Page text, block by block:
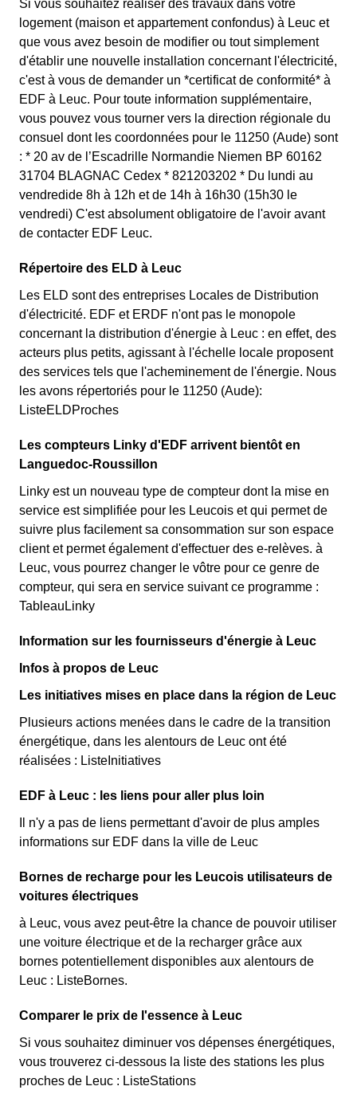
Si vous souhaitez réaliser des travaux dans votre
logement (maison et appartement confondus) à Leuc et
que vous avez besoin de modifier ou tout simplement
d'établir une nouvelle installation concernant l'électricité,
c'est à vous de demander un *certificat de conformité* à
EDF à Leuc. Pour toute information supplémentaire,
vous pouvez vous tourner vers la direction régionale du
consuel dont les coordonnées pour le 11250 (Aude) sont
: * 20 av de l’Escadrille Normandie Niemen BP 60162
31704 BLAGNAC Cedex * 821203202 * Du lundi au
vendredide 8h à 12h et de 14h à 16h30 (15h30 le
vendredi) C'est absolument obligatoire de l'avoir avant
de contacter EDF Leuc.
Répertoire des ELD à Leuc
Les ELD sont des entreprises Locales de Distribution
d'électricité. EDF et ERDF n'ont pas le monopole
concernant la distribution d'énergie à Leuc : en effet, des
acteurs plus petits, agissant à l'échelle locale proposent
des services tels que l'acheminement de l'énergie. Nous
les avons répertoriés pour le 11250 (Aude):
ListeELDProches
Les compteurs Linky d'EDF arrivent bientôt en
Languedoc-Roussillon
Linky est un nouveau type de compteur dont la mise en
service est simplifiée pour les Leucois et qui permet de
suivre plus facilement sa consommation sur son espace
client et permet également d'effectuer des e-relèves. à
Leuc, vous pourrez changer le vôtre pour ce genre de
compteur, qui sera en service suivant ce programme :
TableauLinky
Information sur les fournisseurs d'énergie à Leuc
Infos à propos de Leuc
Les initiatives mises en place dans la région de Leuc
Plusieurs actions menées dans le cadre de la transition
énergétique, dans les alentours de Leuc ont été
réalisées : ListeInitiatives
EDF à Leuc : les liens pour aller plus loin
Il n'y a pas de liens permettant d'avoir de plus amples
informations sur EDF dans la ville de Leuc
Bornes de recharge pour les Leucois utilisateurs de
voitures électriques
à Leuc, vous avez peut-être la chance de pouvoir utiliser
une voiture électrique et de la recharger grâce aux
bornes potentiellement disponibles aux alentours de
Leuc : ListeBornes.
Comparer le prix de l'essence à Leuc
Si vous souhaitez diminuer vos dépenses énergétiques,
vous trouverez ci-dessous la liste des stations les plus
proches de Leuc : ListeStations